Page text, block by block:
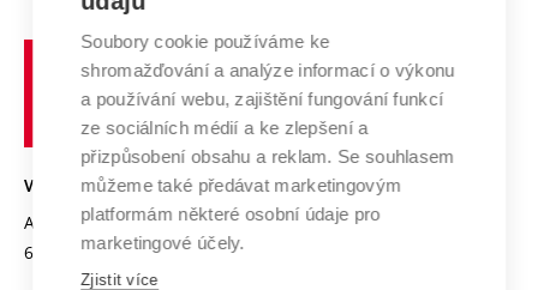
Systém zajišťování kvality výzkumu
Výzkumné infrastruktury
Transfer znalostí
Open Science
Projekty
Projekty ze strukturálních fondů
Specifický výzkum
Spolupráce se školami
Mezinárodní dohody
Univerzitní sítě
Profil univerzity
Udržitelná univerzita
Podnikavá univerzita / ContriBUTe
Bezpečná univerzita
Vyznamenání
Organizační struktura
učení
technické
Brně
VYSOKÉ UČENÍ TECHNICKÉ V BRNĚ
Antonínská 548/1
602 00 Brno
www.vut.cz
vut@vutbr.cz
Soubory cookie používáme ke
shromažďování a analýze informací o výkonu
a používání webu, zajištění fungování funkcí
ze sociálních médií a ke zlepšení a
přizpůsobení obsahu a reklam. Se souhlasem
můžeme také předávat marketingovým
platformám některé osobní údaje pro
marketingové účely.
Zjistit více